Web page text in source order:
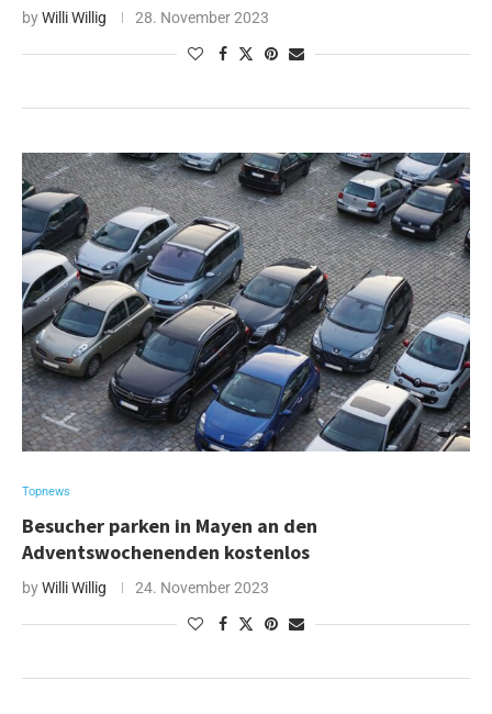
byWilli Willig 28. November 2023
Topnews
Besucher parken in Mayen an den
Adventswochenenden kostenlos
byWilli Willig 24. November 2023